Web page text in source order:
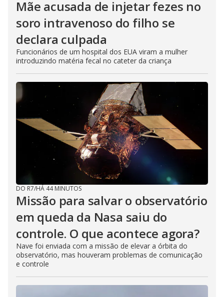
Mãe acusada de injetar fezes no
soro intravenoso do filho se
declara culpada
Funcionários de um hospital dos EUA viram a mulher
introduzindo matéria fecal no cateter da criança
DO R7/HÁ 44 MINUTOS
Missão para salvar o observatório
em queda da Nasa saiu do
controle. O que acontece agora?
Nave foi enviada com a missão de elevar a órbita do
observatório, mas houveram problemas de comunicação
e controle